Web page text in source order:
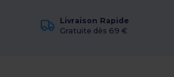
Livraison Rapide
Gratuite dès 69 €